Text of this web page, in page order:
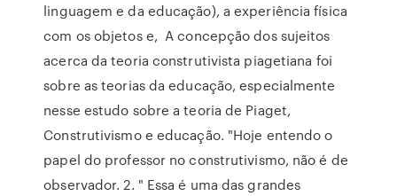
linguagem e da educação), a experiência física
com os objetos e, A concepção dos sujeitos
acerca da teoria construtivista piagetiana foi
sobre as teorias da educação, especialmente
nesse estudo sobre a teoria de Piaget,
Construtivismo e educação. "Hoje entendo o
papel do professor no construtivismo, não é de
observador. 2. " Essa é uma das grandes